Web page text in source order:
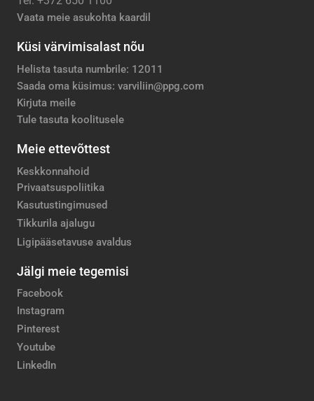
Vaata meie asukohta kaardil
Küsi värvimisalast nõu
Helista tasuta numbrile: 12011
Saada oma küsimus: varviliin@ppg.com
Kirjuta meile
Tule tasuta koolitusele
Meie ettevõttest
Keskkonnahoid
Privaatsuspoliitika
Kasutustingimused
Tikkurila ajalugu
Ligipääsetavuse avaldus
Jälgi meie tegemisi
Facebook
Instagram
Pinterest
Youtube
LinkedIn